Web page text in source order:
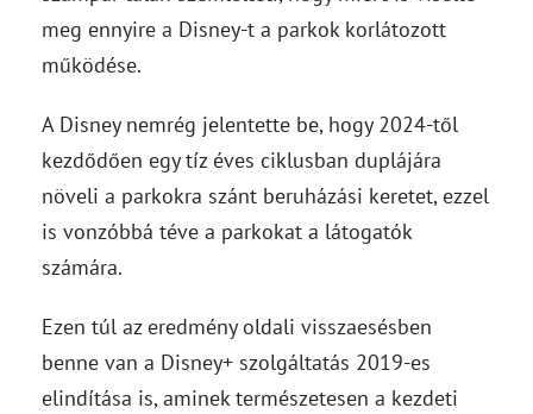
meg ennyire a Disney-t a parkok korlátozott
működése.
A Disney nemrég jelentette be, hogy 2024-től
kezdődően egy tíz éves ciklusban duplájára
növeli a parkokra szánt beruházási keretet, ezzel
is vonzóbbá téve a parkokat a látogatók
számára.
Ezen túl az eredmény oldali visszaesésben
benne van a Disney+ szolgáltatás 2019-es
elindítása is, aminek természetesen a kezdeti